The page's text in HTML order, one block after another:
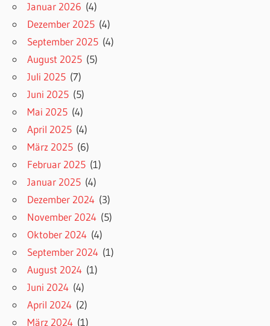
Januar 2026 (4)
Dezember 2025 (4)
September 2025 (4)
August 2025 (5)
Juli 2025 (7)
Juni 2025 (5)
Mai 2025 (4)
April 2025 (4)
März 2025 (6)
Februar 2025 (1)
Januar 2025 (4)
Dezember 2024 (3)
November 2024 (5)
Oktober 2024 (4)
September 2024 (1)
August 2024 (1)
Juni 2024 (4)
April 2024 (2)
März 2024 (1)